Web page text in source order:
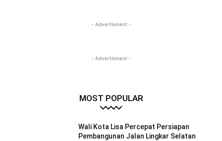
- Advertisment -
- Advertisment -
MOST POPULAR
Wali Kota Lisa Percepat Persiapan
Pembangunan Jalan Lingkar Selatan